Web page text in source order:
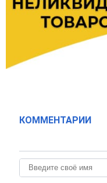
КОММЕНТАРИИ